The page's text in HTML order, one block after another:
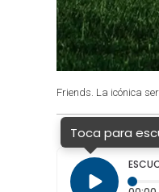
Friends. La icónica
Toca para